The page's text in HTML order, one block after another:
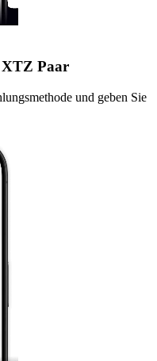
XTZ Paar
und geben Sie